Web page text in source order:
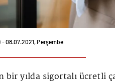
- 08.07.2021, Perşembe
bir yılda sigortalı ücretli